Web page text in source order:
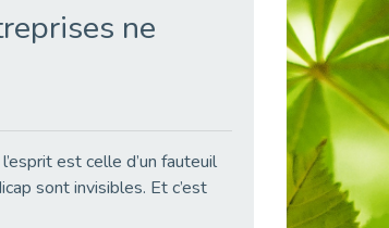
ne
est celle d’un fauteuil
sont invisibles. Et c’est